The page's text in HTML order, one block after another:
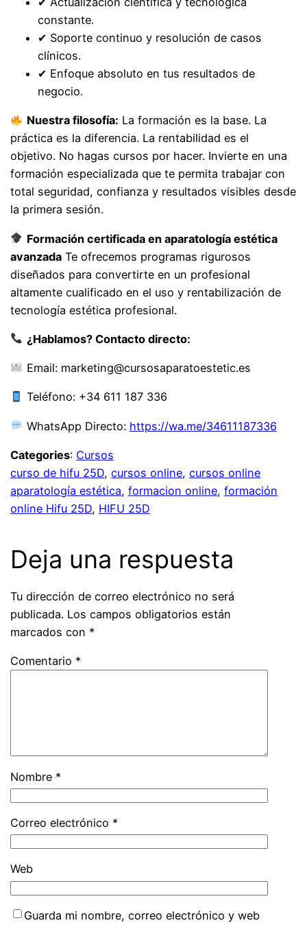
constante.
✔ Soporte continuo y resolución de casos
clínicos.
✔ Enfoque absoluto en tus resultados de
negocio.
Nuestra filosofía: La formación es la base. La
práctica es la diferencia. La rentabilidad es el
objetivo. No hagas cursos por hacer. Invierte en una
formación especializada que te permita trabajar con
total seguridad, confianza y resultados visibles desde
la primera sesión.
Formación certificada en aparatología estética
avanzada Te ofrecemos programas rigurosos
diseñados para convertirte en un profesional
altamente cualificado en el uso y rentabilización de
tecnología estética profesional.
¿Hablamos? Contacto directo:
Email: marketing@cursosaparatoestetic.es
Teléfono: +34 611 187 336
WhatsApp Directo: https://wa.me/34611187336
Categories: Cursos
curso de hifu 25D, cursos online, cursos online
aparatología estética, formacion online, formación
online Hifu 25D, HIFU 25D
Deja una respuesta
Tu dirección de correo electrónico no será
publicada. Los campos obligatorios están
marcados con *
Comentario *
Nombre *
Correo electrónico *
Web
Guarda mi nombre, correo electrónico y web